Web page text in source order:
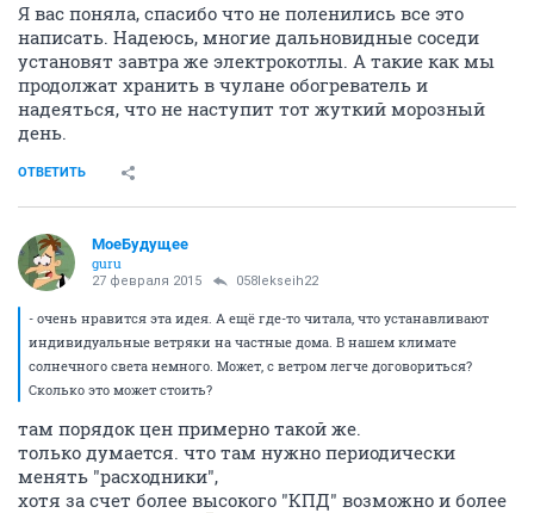
Я вас поняла, спасибо что не поленились все это
написать. Надеюсь, многие дальновидные соседи
установят завтра же электрокотлы. А такие как мы
продолжат хранить в чулане обогреватель и
надеяться, что не наступит тот жуткий морозный
день.
ОТВЕТИТЬ
МоеБудущее
guru
27 февраля 2015 058lekseih22
- очень нравится эта идея. А ещё где-то читала, что устанавливают
индивидуальные ветряки на частные дома. В нашем климате
солнечного света немного. Может, с ветром легче договориться?
Сколько это может стоить?
там порядок цен примерно такой же.
только думается. что там нужно периодически
менять "расходники",
хотя за счет более высокого "КПД" возможно и более